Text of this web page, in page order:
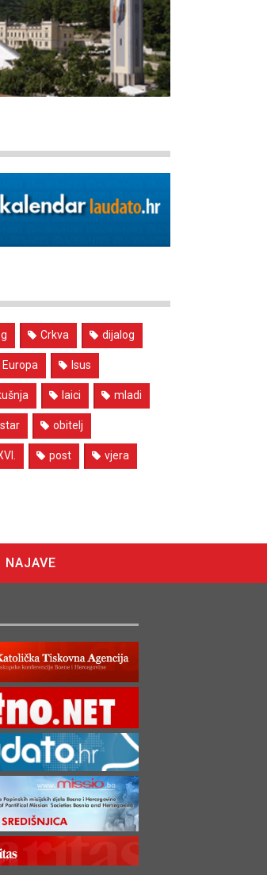
Crkva dijalog
Europa Isus
laici mladi
obitelj
post vjera
NAJAVE